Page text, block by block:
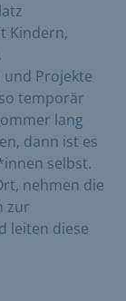
Kindern,
Projekte
temporär
lang
dann ist es
selbst.
nehmen die
zur
leiten diese